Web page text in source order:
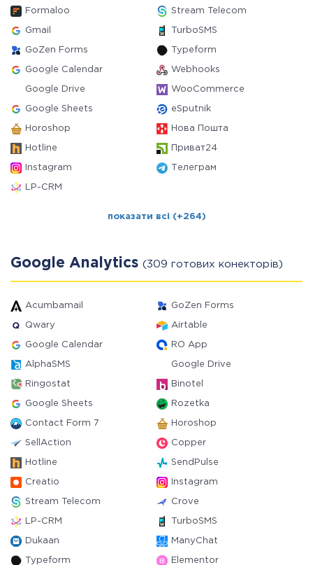
Formaloo Stream Telecom
Gmail TurboSMS
GoZen Forms Typeform
Google Calendar Webhooks
Google Drive WooCommerce
Google Sheets eSputnik
Horoshop Нова Пошта
Hotline Приват24
Instagram Телеграм
LP-CRM
показати всі (+264)
Google Analytics (309 готових конекторів)
Acumbamail GoZen Forms
Qwary Airtable
Google Calendar RO App
AlphaSMS Google Drive
Ringostat Binotel
Google Sheets Rozetka
Contact Form 7 Horoshop
SellAction Copper
Hotline SendPulse
Creatio Instagram
Stream Telecom Crove
LP-CRM TurboSMS
Dukaan ManyChat
Typeform Elementor